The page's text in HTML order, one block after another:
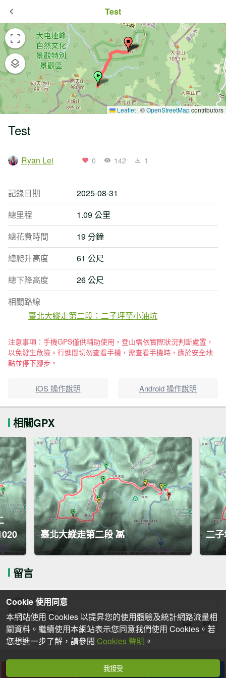
Test
Leaflet | ©OpenStreetMapcontributors
Test
Ryan Lei 0 142 1
記錄日期
2025-08-31
總里程
1.09 公里
總花費時間
19 分鐘
總爬升高度
61 公尺
總下降高度
26 公尺
相關路線
臺北大縱走第二段：二子坪至小油坑
注意事項：手機GPS僅供輔助使用，登山需依實際狀況判斷處置，
以免發生危險。行進間切勿查看手機，需查看手機時，應於安全地
點並停下腳步。
iOS 操作說明 Android 操作說明
相關GPX
臺北大縱走第二段 👾 二
留言
下載
Cookie 使用同意
本網站使用 Cookies 以提昇您的使用體驗及統計網路流量相
關資料。繼續使用本網站表示您同意我們使用 Cookies。若
您想進一步了解，請參閱 Cookies 聲明 。
我接受